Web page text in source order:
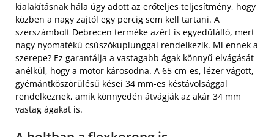
kialakításnak hála úgy adott az erőteljes teljesítmény, hogy
közben a nagy zajtól egy percig sem kell tartani. A
szerszámbolt Debrecen terméke azért is egyedülálló, mert
nagy nyomatékú csúszókuplunggal rendelkezik. Mi ennek a
szerepe? Ez garantálja a vastagabb ágak könnyű elvágását
anélkül, hogy a motor károsodna. A 65 cm-es, lézer vágott,
gyémántköszörülésű kései 34 mm-es késtávolsággal
rendelkeznek, amik könnyedén átvágják az akár 34 mm
vastag ágakat is.